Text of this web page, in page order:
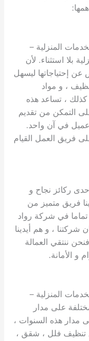
المنزلية –
بلا استثناء. لأن
عن إحتياجاتها ليسهل
، و مواد
، تساعد هذه
التمكن من تقديم
في آن واحد.
فريق العمل القيام
ركائز نجاح و
فريق متميز من
في شركة رواد
، و هم أيدينا
ننتقي العمالة
و الأمانة.
المنزلية –
على مدار
مدار هذه السنوات ،
تنظيف فلل ، شقق ،